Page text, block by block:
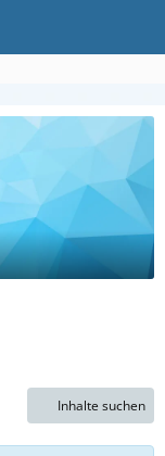
Inhalte suchen